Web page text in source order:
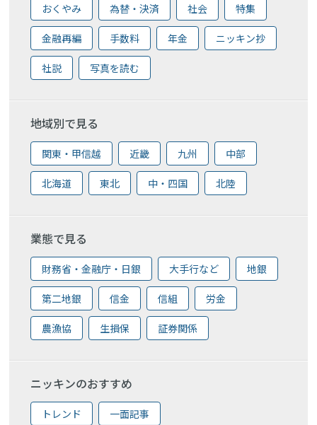
おくやみ 為替・決済 社会 特集
金融再編 手数料 年金 ニッキン抄
社説 写真を読む
地域別で見る
関東・甲信越 近畿 九州 中部
北海道 東北 中・四国 北陸
業態で見る
財務省・金融庁・日銀 大手行など 地銀
第二地銀 信金 信組 労金
農漁協 生損保 証券関係
ニッキンのおすすめ
トレンド 一面記事